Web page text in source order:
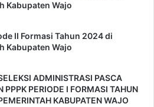
Kabupaten Wajo
II Formasi Tahun 2024 di
Kabupaten Wajo
ADMINISTRASI PASCA
PPPK PERIODE I FORMASI TAHUN
KABUPATEN WAJO